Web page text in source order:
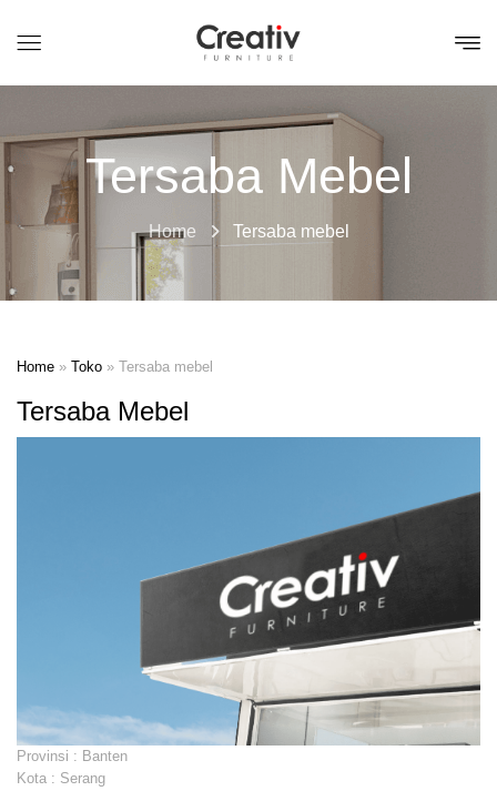
Tersaba Mebel
Home Tersaba mebel
Home » Toko » Tersaba mebel
Tersaba Mebel
Provinsi : Banten
Kota : Serang